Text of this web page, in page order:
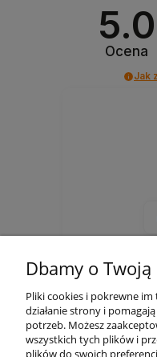
5.0
Ocena
Jak
zebranych i
Dbamy o
Pliki cookies i pokrewne
działanie strony i
potrzeb. Możesz
wszystkich tych plików i
plików do swoich